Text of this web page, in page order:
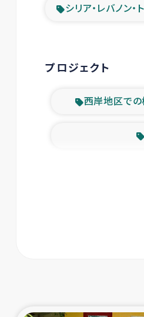
シリア・レバノン・
プロジェクト
西岸地区で